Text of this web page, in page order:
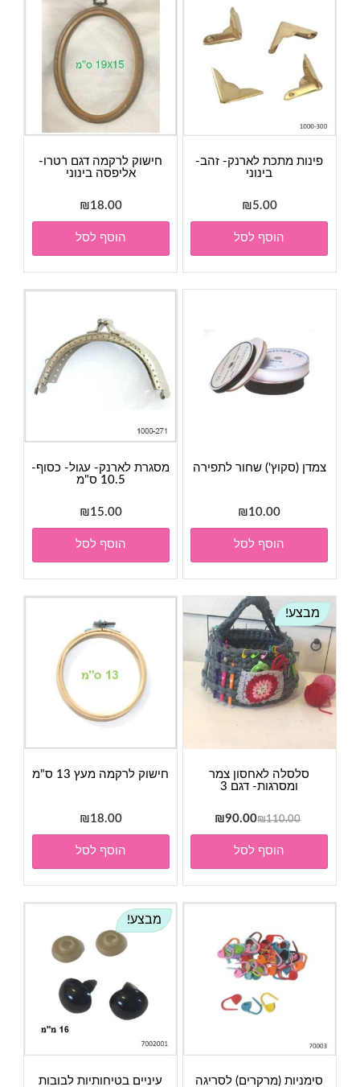
פינות מתכת לארנק- זהב-
בינוני
₪5.00
הוסף לסל
חישוק לרקמה דגם רטרו-
אליפסה בינוני
₪18.00
הוסף לסל
צמדן (סקוץ') שחור לתפירה
₪10.00
הוסף לסל
מסגרת לארנק- עגול- כסוף-
10.5 ס"מ
₪15.00
הוסף לסל
מבצע!
סלסלה לאחסון צמר
ומסרגות- דגם 3
₪110.00
המחיר
המקורי
היה:
₪110.00.
₪90.00
המחיר
הנוכחי
₪90.00.
הוסף לסל
חישוק לרקמה מעץ 13 ס"מ
₪18.00
הוסף לסל
סימניות (מרקרים) לסריגה
מבצע!
עיניים בטיחותיות לבובות